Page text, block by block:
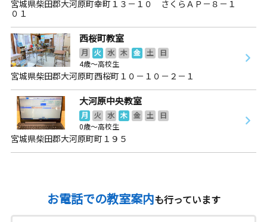
宮城県柴田郡大河原町幸町１３－１０ さくらＡＰ－８－１
０１
西桜町教室
月 火 水 木 金 土
日
4歳～高校生
宮城県柴田郡大河原町西桜町１０－１０－２－１
大河原中央教室
月 火 水 木 金 土
日
0歳～高校生
宮城県柴田郡大河原町町１９５
お電話での教室案内も行っています